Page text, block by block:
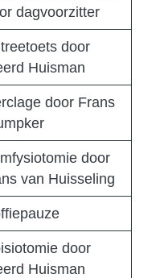
dagvoorzitter
door
Huisman
door Frans
door
van Huisseling
door
Huisman